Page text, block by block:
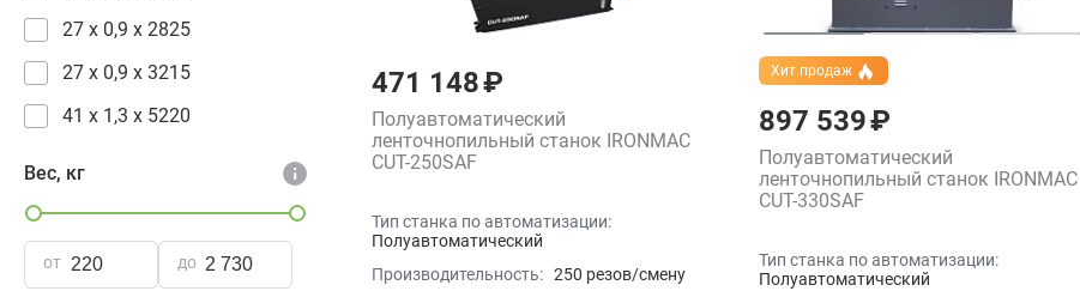
27 x 0,9 х 2825
27 х 0,9 х 3215
41 x 1,3 x 5220
Вес, кг
от до
471 148 ₽
Полуавтоматический
ленточнопильный станок IRONMAC
CUT-250SAF
Тип станка по автоматизации:
Полуавтоматический
Производительность: 250 резов/смену
Хит продаж
897 539 ₽
Полуавтоматический
ленточнопильный станок IRONMAC
CUT-330SAF
Тип станка по автоматизации:
Полуавтоматический